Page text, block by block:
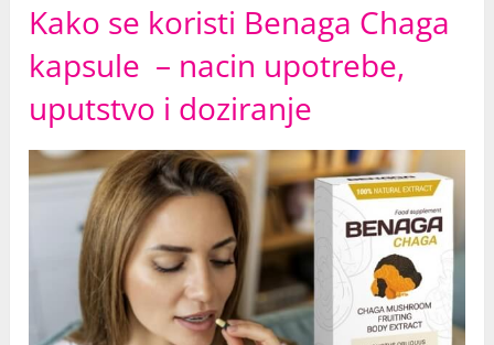
Kako se koristi Benaga Chaga
kapsule – nacin upotrebe,
uputstvo i doziranje